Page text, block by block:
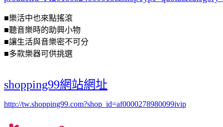
■樂活中也來點搖滾
■聽音樂時的助興小物
■讓生活與音樂密不可分
■多款樂器可供挑選
shopping99網站網址
http://tw.shopping99.com?shop_id=af0000278980099ivip